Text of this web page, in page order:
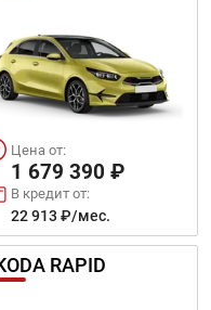
Цена от:
1 679 390 ₽
В кредит от:
22 913 ₽/мес.
RAPID